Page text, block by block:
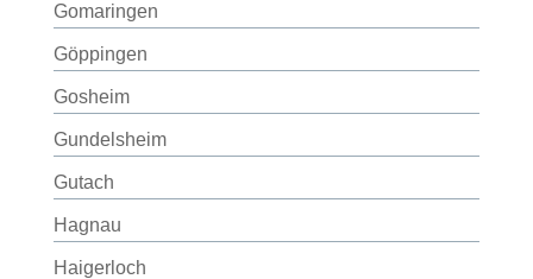
Gomaringen
Göppingen
Gosheim
Gundelsheim
Gutach
Hagnau
Haigerloch